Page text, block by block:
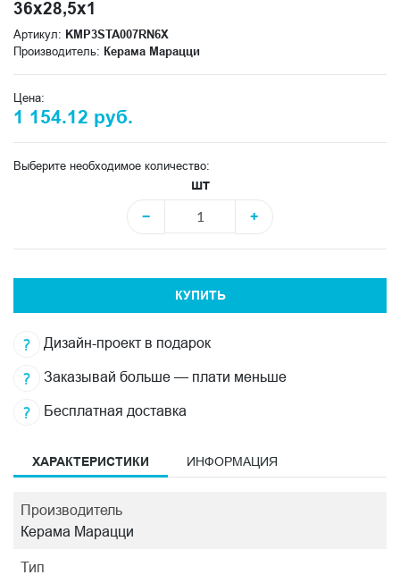
36x28,5x1
Артикул: KMP3STA007RN6X
Производитель: Керама Марацци
Цена:
1 154.12 руб.
Выберите необходимое количество:
шт
−
+
КУПИТЬ
Дизайн-проект в подарок
Заказывай больше — плати меньше
Бесплатная доставка
ХАРАКТЕРИСТИКИ ИНФОРМАЦИЯ
Производитель
Керама Марацци
Тип